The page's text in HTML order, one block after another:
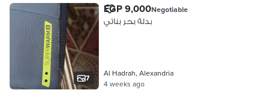
7
EGP 9,000Negotiable
بدلة بحر بناتي
Al Hadrah, Alexandria
4 weeks ago